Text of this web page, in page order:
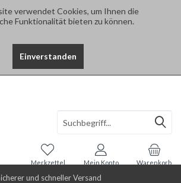
verwendet Cookies, um Ihnen die
Funktionalität bieten zu können.
Einverstanden
und schneller Versand
Warenkorb
Merkzettel Mein Konto